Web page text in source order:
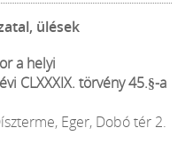
ülések
a helyi
CLXXXIX. törvény 45.§-a
Eger, Dobó tér 2.